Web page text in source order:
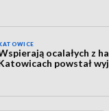
ocalałych z
powstał